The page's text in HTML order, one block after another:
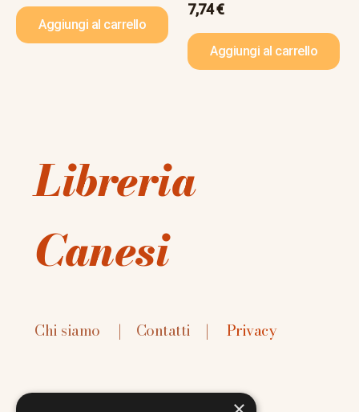
Aggiungi al carrello
7,74€
Aggiungi al carrello
Libreria
Canesi
Chi siamo | Contatti | Privacy